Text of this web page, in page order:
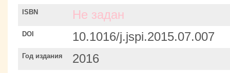
ISBN Не задан
DOI 10.1016/j.jspi.2015.07.007
Год издания 2016